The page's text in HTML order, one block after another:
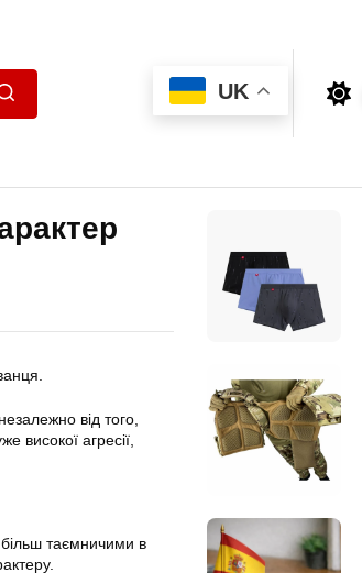
UK
від того,
високої агресії,
таємничими в